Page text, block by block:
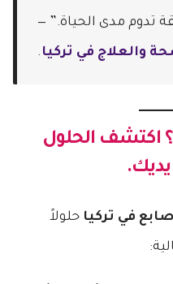
تدوم مدى الحياة.” —
والعلاج في تركيا .
اكتشف الحلول
يديك.
في تركيا حلولاً